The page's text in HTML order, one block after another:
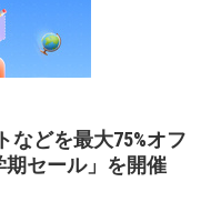
などを最大75%オフ
期セール」を開催